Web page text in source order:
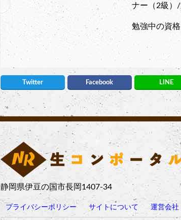
ナー（2級）/
勉強中の資
Twitter Facebook LINE
静岡県伊豆の国市長岡1407-34
プライバシーポリシー サイトについて 運営会社